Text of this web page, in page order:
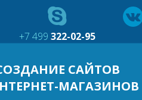
+7 499322-02-95
САЙТОВ
МАГАЗИНОВ